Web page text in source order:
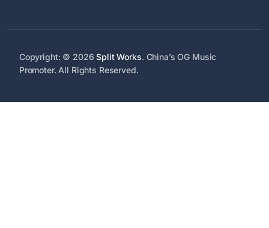
Copyright: © 2026Split Works. China’s OG Music
Promoter. All Rights Reserved.